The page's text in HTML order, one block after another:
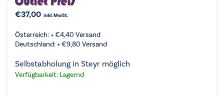
€37,00 inkl. MwSt.
Österreich: +€4,40 Versand
Deutschland: +€9,80 Versand
Selbstabholung in Steyr möglich
Verfügbarkeit: Lagernd